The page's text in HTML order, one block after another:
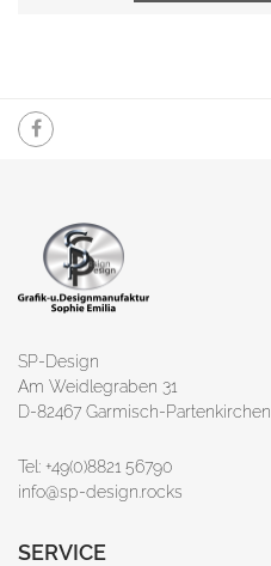
SP-Design
Am Weidlegraben 31
D-82467 Garmisch-Partenkirchen
Tel: +49(0)8821 56790
info@sp-design.rocks
SERVICE